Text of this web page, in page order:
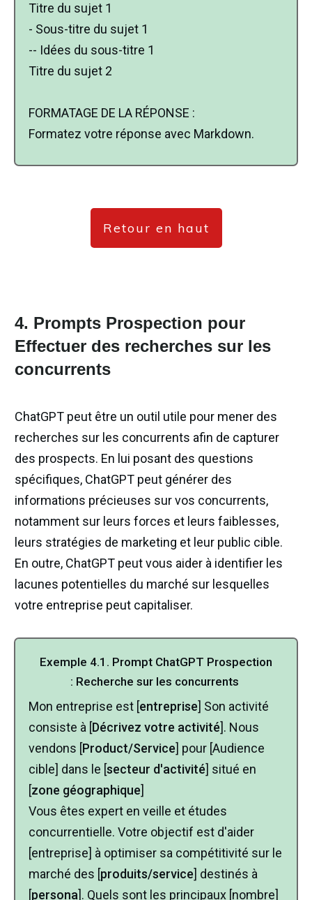
Titre du sujet 1
- Sous-titre du sujet 1
-- Idées du sous-titre 1
Titre du sujet 2
FORMATAGE DE LA RÉPONSE :
Formatez votre réponse avec Markdown.
Retour en haut
4. Prompts Prospection pour
Effectuer des recherches sur les
concurrents
ChatGPT peut être un outil utile pour mener des
recherches sur les concurrents afin de capturer
des prospects. En lui posant des questions
spécifiques, ChatGPT peut générer des
informations précieuses sur vos concurrents,
notamment sur leurs forces et leurs faiblesses,
leurs stratégies de marketing et leur public cible.
En outre, ChatGPT peut vous aider à identifier les
lacunes potentielles du marché sur lesquelles
votre entreprise peut capitaliser.
Exemple 4.1. Prompt ChatGPT Prospection
: Recherche sur les concurrents
Mon entreprise est [entreprise] Son activité
consiste à [Décrivez votre activité]. Nous
vendons [Product/Service] pour [Audience
cible] dans le [secteur d'activité] situé en
[zone géographique]
Vous êtes expert en veille et études
concurrentielle. Votre objectif est d'aider
[entreprise] à optimiser sa compétitivité sur le
marché des [produits/service] destinés à
[persona]. Quels sont les principaux [nombre]